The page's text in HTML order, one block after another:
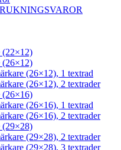
(22×12)
(26×12)
(26×12), 1 textrad
(26×12), 2 textrader
(26×16)
(26×16), 1 textrad
(26×16), 2 textrader
(29×28)
(29×28), 2 textrader
(29×28), 3 textrader